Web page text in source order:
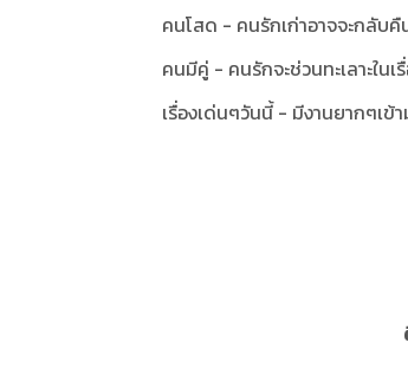
คนโสด - คนรักเก่าอาจจะกลับคื
คนมีคู่ - คนรักจะช่วนทะเลาะใน
เรื่องเด่นๆวันนี้ - มีงานยากๆเข้